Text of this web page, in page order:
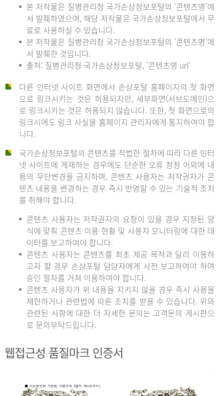
본 저작물은 질병관리청 국가손상정보포털의 '콘텐츠명'에
서 발췌하였으며, 해당 저작물은 국가손상정보포털에서 무
료로 사용하실 수 있습니다.
본 저작물은 질병관리청 국가손상정보포털의 '콘텐츠명'에
서 발췌한 것입니다.
출처: 질병관리청 국가손상정보포털, '콘텐츠명 url'
다른 인터넷 사이트 화면에서 손상포털 홈페이지의 첫 화면
으로 링크시키는 것은 허용되지만, 세부화면(서브도메인)으
로 링크시키는 것은 허용되지 않습니다. 또한, 첫 화면으로의
링크시에도 링크 사실을 홈페이지 관리자에게 통지하여야 합
니다.
국가손상정보포털의 콘텐츠를 적법한 절차에 따라 다른 인터
넷 사이트에 게재하는 경우에도 단순한 오류 정정 이외에 내
용의 무단변경을 금지하며, 콘텐츠 사용자는 저작권자가 콘
텐츠 내용을 변경하는 경우 즉시 반영할 수 있는 기술적 조치
를 취해야 합니다.
콘텐츠 사용자는 저작권자의 요청이 있을 경우 지정된 양
식에 맞춰 콘텐츠 이용 현황 및 사용자 모니터링에 대한 데
이터를 보고하여야 합니다.
콘텐츠 사용자는 콘텐츠를 최초 제공 목적과 달리 이용하
고자 할 경우 손상포털 담당자에게 사전 보고하여야 하며
승인 절차를 거쳐 이용하여야 합니다.
콘텐츠 사용자가 위 내용을 지키지 않을 경우 즉시 사용을
제한하거나 관련법에 따른 조치를 받을 수 있습니다. 위와
관련된 사항에 대한 더 자세한 문의는 고객문의 게시판으
로 문의부탁드립니다.
웹접근성 품질마크 인증서